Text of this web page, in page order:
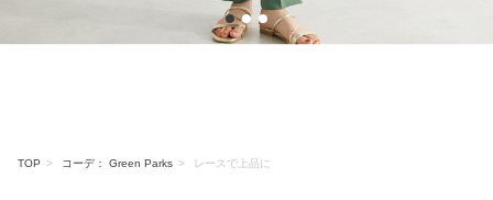
TOP コーデ： Green Parks レースで上品に
1 2 3